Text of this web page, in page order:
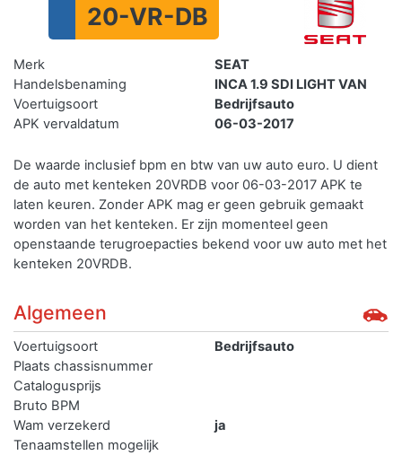
20-VR-DB
Merk
SEAT
Handelsbenaming
INCA 1.9 SDI LIGHT VAN
Voertuigsoort
Bedrijfsauto
APK vervaldatum
06-03-2017
De waarde inclusief bpm en btw van uw auto euro. U dient
de auto met kenteken 20VRDB voor 06-03-2017 APK te
laten keuren. Zonder APK mag er geen gebruik gemaakt
worden van het kenteken. Er zijn momenteel geen
openstaande terugroepacties bekend voor uw auto met het
kenteken 20VRDB.
Algemeen
Voertuigsoort
Bedrijfsauto
Plaats chassisnummer
Catalogusprijs
Bruto BPM
Wam verzekerd
ja
Tenaamstellen mogelijk